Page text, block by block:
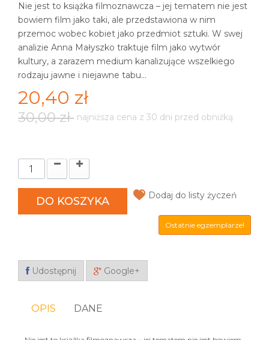
Nie jest to książka filmoznawcza – jej tematem nie jest
bowiem film jako taki, ale przedstawiona w nim
przemoc wobec kobiet jako przedmiot sztuki. W swej
analizie Anna Małyszko traktuje film jako wytwór
kultury, a zarazem medium kanalizujące wszelkiego
rodzaju jawne i niejawne tabu...
20,40 zł
30,00 zł najniższa cena z 30 dni przed obniżką
DO KOSZYKA Dodaj do listy życzeń
Ostatnie egzemplarze!
Udostępnij Google+
OPIS DANE